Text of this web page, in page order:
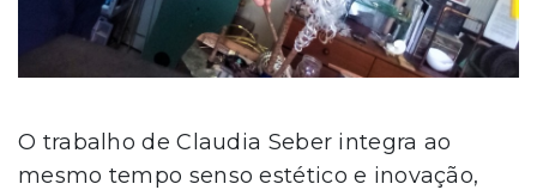
O trabalho de Claudia Seber integra ao
mesmo tempo senso estético e inovação,